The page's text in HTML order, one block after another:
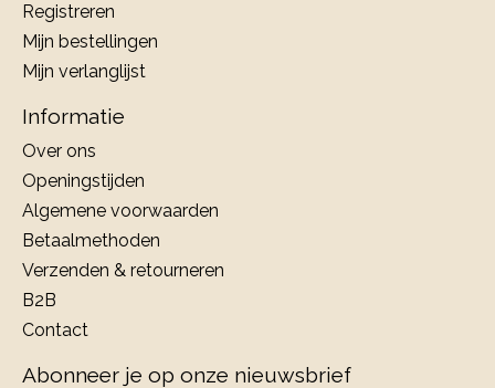
Registreren
Mijn bestellingen
Mijn verlanglijst
Informatie
Over ons
Openingstijden
Algemene voorwaarden
Betaalmethoden
Verzenden & retourneren
B2B
Contact
Abonneer je op onze nieuwsbrief